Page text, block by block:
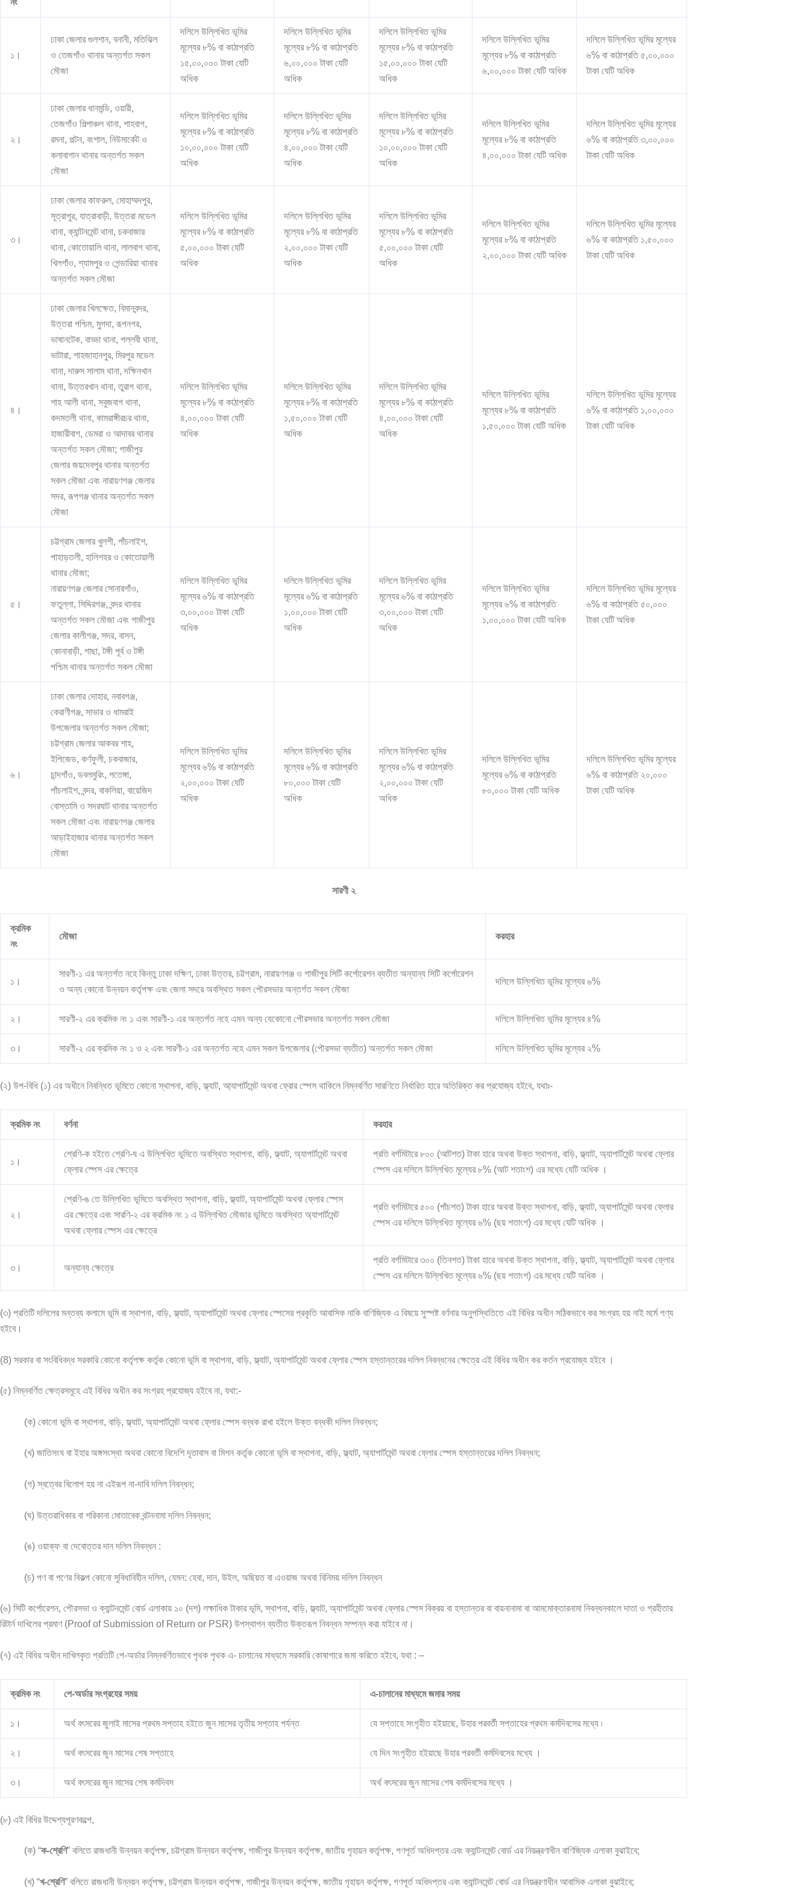
১।
ঢাকা জেলার গুলশান, বনানী, মতিঝিল
ও তেজগাঁও থানার অন্তর্গত সকল
মৌজা
দলিলে উল্লিখিত ভূমির
মূল্যের ৮% বা কাঠাপ্রতি
১৫,০০,০০০ টাকা যেটি
অধিক
দলিলে উল্লিখিত ভূমির
মূল্যের ৮% বা কাঠাপ্রতি
৬,০০,০০০ টাকা যেটি
অধিক
দলিলে উল্লিখিত ভূমির
মূল্যের ৮% বা কাঠাপ্রতি
১৫,০০,০০০ টাকা যেটি
অধিক
দলিলে উল্লিখিত ভূমির
মূল্যের ৮% বা কাঠাপ্রতি
৬,০০,০০০ টাকা যেটি অধিক
দলিলে উল্লিখিত ভূমির মূল্যের
৬% বা কাঠাপ্রতি ৫,০০,০০০
টাকা যেটি অধিক
২।
ঢাকা জেলার ধানমন্ডি, ওয়ারী,
তেজগাঁও শিল্পাঞ্চল থানা, শাহবাগ,
রমনা, পল্টন, বংশাল, নিউমার্কেট ও
কলাবাগান থানার অন্তর্গত সকল
মৌজা
দলিলে উল্লিখিত ভূমির
মূল্যের ৮% বা কাঠাপ্রতি
১০,০০,০০০ টাকা যেটি
অধিক
দলিলে উল্লিখিত ভূমির
মূল্যের ৮% বা কাঠাপ্রতি
৪,০০,০০০ টাকা যেটি
অধিক
দলিলে উল্লিখিত ভূমির
মূল্যের ৮% বা কাঠাপ্রতি
১০,০০,০০০ টাকা যেটি
অধিক
দলিলে উল্লিখিত ভূমির
মূল্যের ৮% বা কাঠাপ্রতি
৪,০০,০০০ টাকা যেটি অধিক
দলিলে উল্লিখিত ভূমির মূল্যের
৬% বা কাঠাপ্রতি ৩,০০,০০০
টাকা যেটি অধিক
৩।
ঢাকা জেলার কাফরুল, মোহাম্মদপুর,
সূত্রাপুর, যাত্রাবাড়ী, উত্তরা মডেল
থানা, ক্যান্টনমেন্ট থানা, চকবাজার
থানা, কোতোয়ালি থানা, লালবাগ থানা,
খিলগাঁও, শ্যামপুর ও গেন্ডারিয়া থানার
অন্তর্গত সকল মৌজা
দলিলে উল্লিখিত ভূমির
মূল্যের ৮% বা কাঠাপ্রতি
৫,০০,০০০ টাকা যেটি
অধিক
দলিলে উল্লিখিত ভূমির
মূল্যের ৮% বা কাঠাপ্রতি
২,০০,০০০ টাকা যেটি
অধিক
দলিলে উল্লিখিত ভূমির
মূল্যের ৮% বা কাঠাপ্রতি
৫,০০,০০০ টাকা যেটি
অধিক
দলিলে উল্লিখিত ভূমির
মূল্যের ৮% বা কাঠাপ্রতি
২,০০,০০০ টাকা যেটি অধিক
দলিলে উল্লিখিত ভূমির মূল্যের
৬% বা কাঠাপ্রতি ১,৫০,০০০
টাকা যেটি অধিক
৪।
ঢাকা জেলার খিলক্ষেত, বিমানবন্দর,
উত্তরা পশ্চিম, মুগদা, রূপনগর,
ভাষানটেক, বাড্ডা থানা, পল্লবী থানা,
ভাটারা, শাহজাহানপুর, মিরপুর মডেল
থানা, দারুস সালাম থানা, দক্ষিনখান
থানা, উত্তরখান থানা, তুরাগ থানা,
শাহ আলী থানা, সবুজবাগ থানা,
কদমতলী থানা, কামরাঙ্গীরচর থানা,
হাজারীবাগ, ডেমরা ও আদাবর থানার
অন্তর্গত সকল মৌজা; গাজীপুর
জেলার জয়দেবপুর থানার অন্তর্গত
সকল মৌজা এবং নারায়ণগঞ্জ জেলার
সদর, রূপগঞ্জ থানার অন্তর্গত সকল
মৌজা
দলিলে উল্লিখিত ভূমির
মূল্যের ৮% বা কাঠাপ্রতি
৪,০০,০০০ টাকা যেটি
অধিক
দলিলে উল্লিখিত ভূমির
মূল্যের ৮% বা কাঠাপ্রতি
১,৫০,০০০ টাকা যেটি
অধিক
দলিলে উল্লিখিত ভূমির
মূল্যের ৮% বা কাঠাপ্রতি
৪,০০,০০০ টাকা যেটি
অধিক
দলিলে উল্লিখিত ভূমির
মূল্যের ৮% বা কাঠাপ্রতি
১,৫০,০০০ টাকা যেটি অধিক
দলিলে উল্লিখিত ভূমির মূল্যের
৬% বা কাঠাপ্রতি ১,০০,০০০
টাকা যেটি অধিক
৫।
চট্টগ্রাম জেলার খুলশী, পাঁচলাইশ,
পাহাড়তলী, হালিশহর ও কোতোয়ালী
থানার মৌজা;
নারায়ণগঞ্জ জেলার সোনারগাঁও,
ফতুল্লা, সিদ্দিরগঞ্জ, বন্দর থানার
অন্তর্গত সকল মৌজা এবং গাজীপুর
জেলার কালীগঞ্জ, সদর, বাসন,
কোনাবাড়ী, গাছা, টঙ্গী পূর্ব ও টঙ্গী
পশ্চিম থানার অন্তর্গত সকল মৌজা
দলিলে উল্লিখিত ভূমির
মূল্যের ৬% বা কাঠাপ্রতি
৩,০০,০০০ টাকা যেটি
অধিক
দলিলে উল্লিখিত ভূমির
মূল্যের ৬% বা কাঠাপ্রতি
১,০০,০০০ টাকা যেটি
অধিক
দলিলে উল্লিখিত ভূমির
মূল্যের ৬% বা কাঠাপ্রতি
৩,০০,০০০ টাকা যেটি
অধিক
দলিলে উল্লিখিত ভূমির
মূল্যের ৬% বা কাঠাপ্রতি
১,০০,০০০ টাকা যেটি অধিক
দলিলে উল্লিখিত ভূমির মূল্যের
৬% বা কাঠাপ্রতি ৫০,০০০
টাকা যেটি অধিক
৬।
ঢাকা জেলার দোহার, নবাবগঞ্জ,
কেরাণীগঞ্জ, সাভার ও ধামরাই
উপজেলার অন্তর্গত সকল মৌজা;
চট্টগ্রাম জেলার আকবর শাহ,
ইপিজেড, কর্ণফুলী, চকবাজার,
চান্দগাঁও, ডবলমুরিং, পতেঙ্গা,
পাঁচলাইশ, বন্দর, বাকলিয়া, বায়েজিদ
বোস্তামি ও সদরঘাট থানার অন্তর্গত
সকল মৌজা এবং নারায়ণগঞ্জ জেলার
আড়াইহাজার থানার অন্তর্গত সকল
মৌজা
দলিলে উল্লিখিত ভূমির
মূল্যের ৬% বা কাঠাপ্রতি
২,০০,০০০ টাকা যেটি
অধিক
দলিলে উল্লিখিত ভূমির
মূল্যের ৬% বা কাঠাপ্রতি
৮০,০০০ টাকা যেটি
অধিক
দলিলে উল্লিখিত ভূমির
মূল্যের ৬% বা কাঠাপ্রতি
২,০০,০০০ টাকা যেটি
অধিক
দলিলে উল্লিখিত ভূমির
মূল্যের ৬% বা কাঠাপ্রতি
৮০,০০০ টাকা যেটি অধিক
দলিলে উল্লিখিত ভূমির মূল্যের
৬% বা কাঠাপ্রতি ২০,০০০
টাকা যেটি অধিক
সারণী ২
ক্রমিক
নং
মৌজা করহার
১।
সারণী-১ এর অন্তর্গত নহে কিন্তু ঢাকা দক্ষিণ, ঢাকা উত্তর, চট্টগ্রাম, নারায়ণগঞ্জ ও গাজীপুর সিটি কর্পোরেশন ব্যতীত অন্যান্য সিটি কর্পোরেশন
ও অন্য কোনো উন্নয়ন কর্তৃপক্ষ এবং জেলা সদরে অবস্থিত সকল পৌরসভার অন্তর্গত সকল মৌজা
দলিলে উল্লিখিত ভূমির মূল্যের ৬%
২। সারণী-২ এর ক্রমিক নং ১ এবং সারণী-১ এর অন্তর্গত নহে এমন অন্য যেকোনো পৌরসভার অন্তর্গত সকল মৌজা দলিলে উল্লিখিত ভূমির মূল্যের ৪%
৩। সারণী-২ এর ক্রমিক নং ১ ও ২ এবং সারণী-১ এর অন্তর্গত নহে এমন সকল উপজেলার (পৌরসভা ব্যতীত) অন্তর্গত সকল মৌজা দলিলে উল্লিখিত ভূমির মূল্যের ২%
(২) উপ-বিধি (১) এর অধীনে নিবন্ধিত ভূমিতে কোনো স্থাপনা, বাড়ি, ফ্ল্যাট, আ্যাপার্টমেন্ট অথবা ফ্রোর স্পেস থাকিলে নিম্নবর্ণিত সারণিতে নির্ধারিত হারে অতিরিক্ত কর প্রযোজ্য হইবে, যথাঃ-
ক্রমিক নং বর্ণনা করহার
১।
শ্রেণি-ক হইতে শ্রেণি-ঘ এ উল্লিখিত ভূমিতে অবস্থিত স্থাপনা, বাড়ি, ফ্ল্যাট, অ্যাপার্টমেন্ট অথবা
ফ্লোর স্পেস এর ক্ষেত্রে
প্রতি বর্গমিটারে ৮০০ (আটশত) টাকা হারে অথবা উক্ত স্থাপনা, বাড়ি, ফ্ল্যাট, অ্যাপার্টমেন্ট অথবা ফ্লোর
স্পেস এর দলিলে উল্লিখিত মূল্যের ৮% (আট শতাংশ) এর মধ্যে যেটি অধিক ।
২।
শ্রেণি-ঙ তে উল্লিখিত ভূমিতে অবস্থিত স্থাপনা, বাড়ি, ফ্ল্যাট, অ্যাপার্টমেন্ট অথবা ফ্লোর স্পেস
এর ক্ষেত্রে এবং সারণি-২ এর ক্রমিক নং ১ এ উল্লিখিত মৌজার ভূমিতে অবস্থিত অ্যাপার্টমেন্ট
অথবা ফ্লোর স্পেস এর ক্ষেত্রে
প্রতি বর্গমিটারে ৫০০ (পাঁচশত) টাকা হারে অথবা উক্ত স্থাপনা, বাড়ি, ফ্ল্যাট, অ্যাপার্টমেন্ট অথবা ফ্লোর
স্পেস এর দলিলে উল্লিখিত মূল্যের ৬% (ছয় শতাংশ) এর মধ্যে যেটি অধিক ।
৩। অন্যান্য ক্ষেত্রে
প্রতি বর্গমিটারে ৩০০ (তিনশত) টাকা হারে অথবা উক্ত স্থাপনা, বাড়ি, ফ্ল্যাট, অ্যাপার্টমেন্ট অথবা ফ্লোর
স্পেস এর দলিলে উল্লিখিত মূল্যের ৬% (ছয় শতাংশ) এর মধ্যে যেটি অধিক ।
(৩) প্রতিটি দলিলের মন্তব্য কলামে ভূমি বা স্থাপনা, বাড়ি, ফ্ল্যাট, অ্যাপার্টমেন্ট অথবা ফ্লোর স্পেসের প্রকৃতি আবাসিক নাকি বাণিজ্যিক এ বিষয়ে সুস্পষ্ট বর্ণনার অনুপস্থিতিতে এই বিধির অধীন সঠিকভাবে কর সংগ্রহ হয় নাই মর্মে গণ্য
হইবে।
(8) সরকার বা সংবিধিবদ্ধ সরকারি কোনো কর্তৃপক্ষ কর্তৃক কোনো ভূমি বা স্থাপনা, বাড়ি, ফ্ল্যাট, অ্যাপার্টমেন্ট অথবা ফ্লোর স্পেস হস্তান্তরের দলিল নিবন্ধনের ক্ষেত্রে এই বিধির অধীন কর কর্তন প্রযোজ্য হইবে ।
(৫) নিম্নবর্ণিত ক্ষেত্রসমূহে এই বিধির অধীন কর সংগ্রহ প্রযোজ্য হইবে না, যথা:-
(ক) কোনো ভূমি বা স্থাপনা, বাড়ি, ফ্ল্যাট, অ্যাপার্টমেন্ট অথবা ফ্লোর স্পেস বন্ধক রাখা হইলে উক্ত বন্ধকী দলিল নিবন্ধন;
(খ) জাতিসংঘ বা ইহার অঙ্গসংস্থা অথবা কোনো বিদেশি দূতাবাস বা মিশন কর্তৃক কোনো ভূমি বা স্থাপনা, বাড়ি, ফ্ল্যাট, অ্যাপার্টমেন্ট অথবা ফ্লোর স্পেস হস্তান্তরের দলিল নিবন্ধন;
(গ) স্বত্বের বিলোপ হয় না এইরূপ না-দাবি দলিল নিবন্ধন;
(ঘ) উত্তরাধিকার বা শরিকানা মোতাবেক বন্টননামা দলিল নিবন্ধন;
(ঙ) ওয়াক্ফ বা দেবোত্তর দান দলিল নিবন্ধন :
(চ) পণ বা পণের বিকল্প কোনো সুবিধাবিহীন দলিল, যেমন: হেবা, দান, উইল, অছিয়ত বা এওয়াজ অথবা বিনিময় দলিল নিবন্ধন
(৬) সিটি কর্পোরেশন, পৌরসভা ও ক্যান্টনমেন্ট বোর্ড এলাকায় ১০ (দশ) লক্ষাধিক টাকার ভূমি, স্থাপনা, বাড়ি, ফ্ল্যাট, অ্যাপার্টমেন্ট অথবা ফ্লোর স্পেস বিক্রয় বা হস্তান্তর বা বায়নানামা বা আমমোক্তারনামা নিবন্ধনকালে দাতা ও গ্রহীতার
রিটার্ন দাখিলের প্রমাণ (Proof of Submission of Return or PSR) উপস্থাপন ব্যতীত উক্তরূপ নিবন্ধন সম্পন্ন করা যাইবে না।
(৭) এই বিধির অধীন দাখিলকৃত প্রতিটি পে-অর্ডার নিম্নবর্ণিতভাবে পৃথক পৃথক এ- চালানের মাধ্যমে সরকারি কোষাগারে জমা করিতে হইবে, যথা : –
ক্রমিক নং পে-অর্ডার সংগ্রহের সময় এ-চালানের মাধ্যমে জমার সময়
১। অর্থ বৎসরের জুলাই মাসের প্রথম সপ্তাহ হইতে জুন মাসের তৃতীয় সপ্তাহ পর্যন্ত যে সপ্তাহে সংগৃহীত হইয়াছে, উহার পরবর্তী সপ্তাহের প্রথম কর্মদিবসের মধ্যে ৷
২। অর্থ বৎসরের জুন মাসের শেষ সপ্তাহে যে দিন সংগৃহীত হইয়াছে উহার পরবর্তী কর্মদিবসের মধ্যে ।
৩। অর্থ বৎসরের জুন মাসের শেষ কর্মদিবস অর্থ বৎসরের জুন মাসের শেষ কর্মদিবসের মধ্যে ।
(৮) এই বিধির উদ্দেশ্যপূরণকল্পে,
(ক) “ক-শ্রেণি” বলিতে রাজধানী উন্নয়ন কর্তৃপক্ষ, চট্টগ্রাম উন্নয়ন কর্তৃপক্ষ, গাজীপুর উন্নয়ন কর্তৃপক্ষ, জাতীয় গৃহায়ন কর্তৃপক্ষ, গণপূর্ত অধিদপ্তর এবং ক্যান্টনমেন্ট বোর্ড এর নিয়ন্ত্রণাধীন বাণিজ্যিক এলাকা বুঝাইবে;
(খ) “খ-শ্রেণি” বলিতে রাজধানী উন্নয়ন কর্তৃপক্ষ, চট্টগ্রাম উন্নয়ন কর্তৃপক্ষ, গাজীপুর উন্নয়ন কর্তৃপক্ষ, জাতীয় গৃহায়ন কর্তৃপক্ষ, গণপূর্ত অধিদপ্তর এবং ক্যান্টনমেন্ট বোর্ড এর নিয়ন্ত্রণাধীন আবাসিক এলাকা বুঝাইবে;